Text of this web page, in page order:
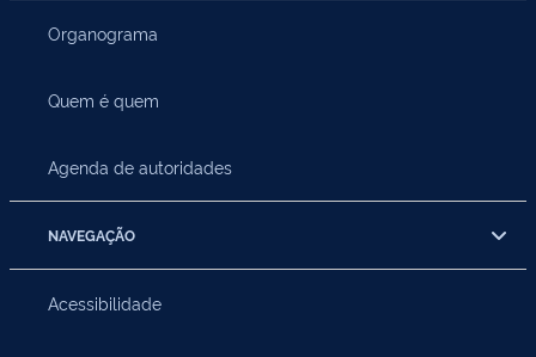
Organograma
Quem é quem
Agenda de autoridades
NAVEGAÇÃO
Acessibilidade